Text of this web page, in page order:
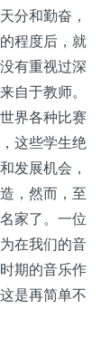
分和勤奋，
程度后，就
有重视过深
自于教师。
界各种比赛
这些学生绝
发展机会，
，然而，至
家了。一位
在我们的音
期的音乐作
是再简单不